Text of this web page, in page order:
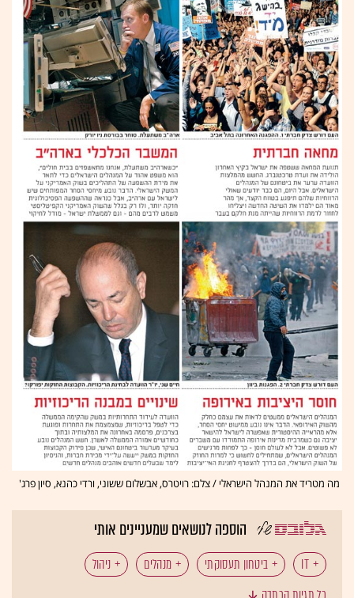
מה מטריד את המנהל הישראלי / צלם: רויטרס, אבשלום ששוני, ורדי כהנא, סיון פרג'
הוספה לנושאים שמעניינים אותי
IT ביטחון תעסוקתי מנהלים ניהול